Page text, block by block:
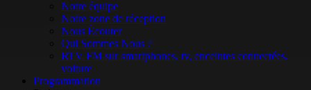
Notre équipe
Notre zone de réception
Nous Écouter
Qui Sommes Nous ?
RTV FM sur smartphones, tv, enceintes connectées,
voiture
Programmation